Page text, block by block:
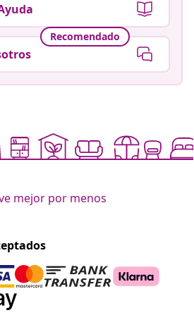
Recomendado
mejor por menos